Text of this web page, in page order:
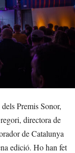
Premis Sonor,
directora de
de Catalunya
edició. Ho han fet